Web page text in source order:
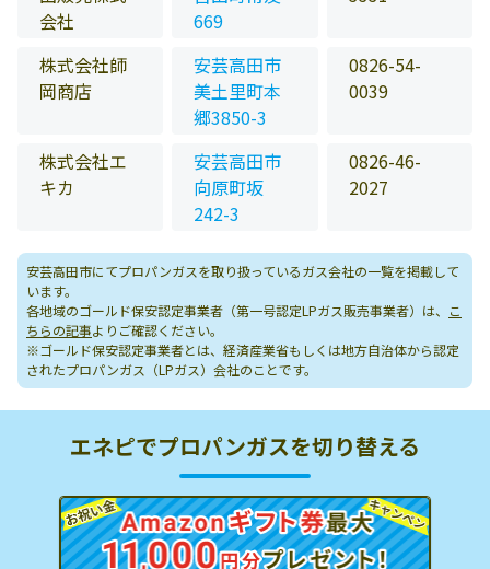
会社
669
株式会社師
岡商店
安芸高田市
美土里町本
郷3850-3
0826-54-
0039
株式会社エ
キカ
安芸高田市
向原町坂
242-3
0826-46-
2027
安芸高田市にてプロパンガスを取り扱っているガス会社の一覧を掲載して
います。
各地域のゴールド保安認定事業者（第一号認定LPガス販売事業者）は、
こ
ちらの記事よりご確認ください。
※ゴールド保安認定事業者とは、経済産業省もしくは地方自治体から認定
されたプロパンガス（LPガス）会社のことです。
エネピでプロパンガスを切り替える